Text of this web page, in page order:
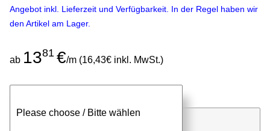
Angebot inkl. Lieferzeit und Verfügbarkeit. In der Regel haben wir
den Artikel am Lager.
ab 1381 €/m (16,43€ inkl. MwSt.)
Please choose / Bitte wählen